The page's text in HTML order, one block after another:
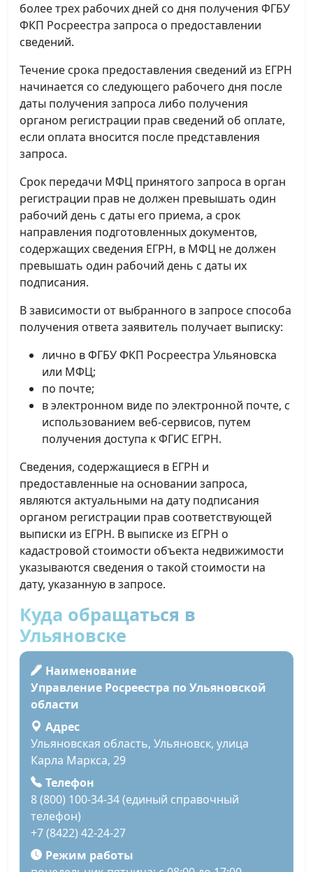
более трех рабочих дней со дня получения ФГБУ
ФКП Росреестра запроса о предоставлении
сведений.
Течение срока предоставления сведений из ЕГРН
начинается со следующего рабочего дня после
даты получения запроса либо получения
органом регистрации прав сведений об оплате,
если оплата вносится после представления
запроса.
Срок передачи МФЦ принятого запроса в орган
регистрации прав не должен превышать один
рабочий день с даты его приема, а срок
направления подготовленных документов,
содержащих сведения ЕГРН, в МФЦ не должен
превышать один рабочий день с даты их
подписания.
В зависимости от выбранного в запросе способа
получения ответа заявитель получает выписку:
лично в ФГБУ ФКП Росреестра Ульяновска
или МФЦ;
по почте;
в электронном виде по электронной почте, с
использованием веб-сервисов, путем
получения доступа к ФГИС ЕГРН.
Сведения, содержащиеся в ЕГРН и
предоставленные на основании запроса,
являются актуальными на дату подписания
органом регистрации прав соответствующей
выписки из ЕГРН. В выписке из ЕГРН о
кадастровой стоимости объекта недвижимости
указываются сведения о такой стоимости на
дату, указанную в запросе.
Куда обращаться в
Ульяновске
Наименование
Управление Росреестра по Ульяновской
области
Адрес
Ульяновская область, Ульяновск, улица
Карла Маркса, 29
Телефон
8 (800) 100-34-34 (единый справочный
телефон)
+7 (8422) 42-24-27
Режим работы